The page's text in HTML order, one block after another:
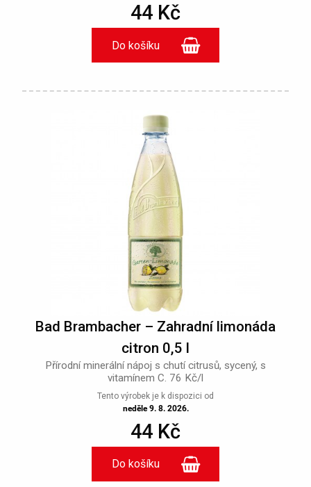
44 Kč
Bad Brambacher – Zahradní limonáda
citron 0,5 l
Přírodní minerální nápoj s chutí citrusů, sycený, s
vitamínem C. 76 Kč/l
Tento výrobek je k dispozici od
neděle 9. 8. 2026.
44 Kč